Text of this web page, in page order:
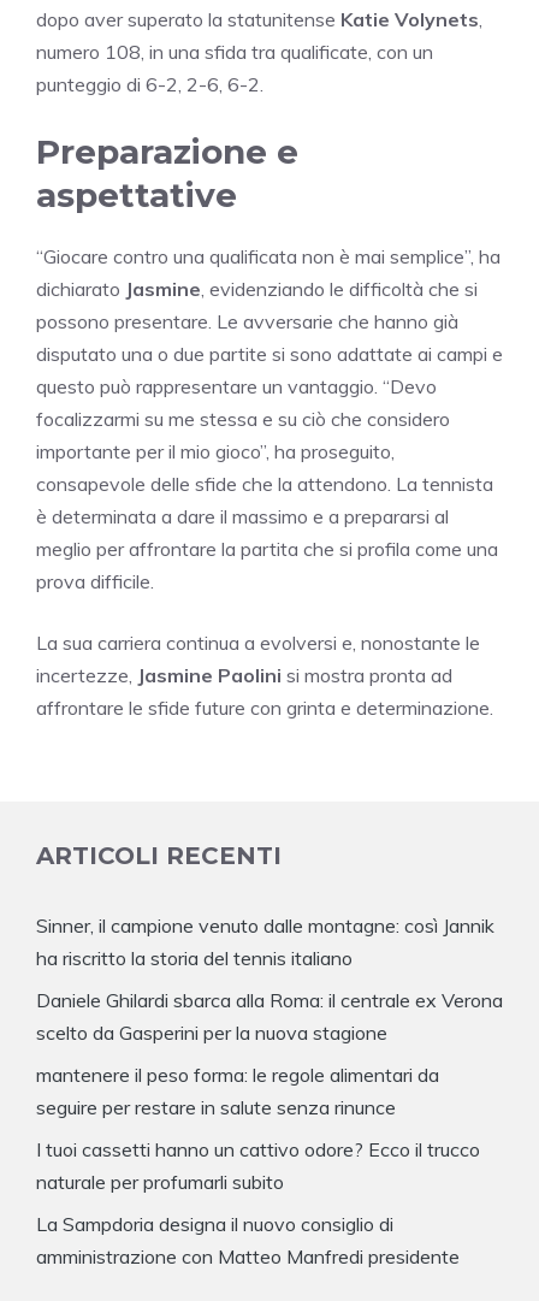
dopo aver superato la statunitense Katie Volynets
numero 108, in una sfida tra qualificate, con un
punteggio di 6-2, 2-6, 6-2.
Preparazione e
aspettative
“Giocare contro una qualificata non è mai semplice”, ha
dichiarato Jasmine , evidenziando le difficoltà che si
possono presentare. Le avversarie che hanno già
disputato una o due partite si sono adattate ai campi e
questo può rappresentare un vantaggio. “Devo
focalizzarmi su me stessa e su ciò che considero
importante per il mio gioco”, ha proseguito,
consapevole delle sfide che la attendono. La tennista
è determinata a dare il massimo e a prepararsi al
meglio per affrontare la partita che si profila come una
prova difficile.
La sua carriera continua a evolversi e, nonostante le
incertezze, Jasmine Paolini si mostra pronta ad
affrontare le sfide future con grinta e determinazione.
ARTICOLI RECENTI
Sinner, il campione venuto dalle montagne: così Jannik
ha riscritto la storia del tennis italiano
Daniele Ghilardi sbarca alla Roma: il centrale ex Verona
scelto da Gasperini per la nuova stagione
mantenere il peso forma: le regole alimentari da
seguire per restare in salute senza rinunce
I tuoi cassetti hanno un cattivo odore? Ecco il trucco
naturale per profumarli subito
La Sampdoria designa il nuovo consiglio di
amministrazione con Matteo Manfredi presidente